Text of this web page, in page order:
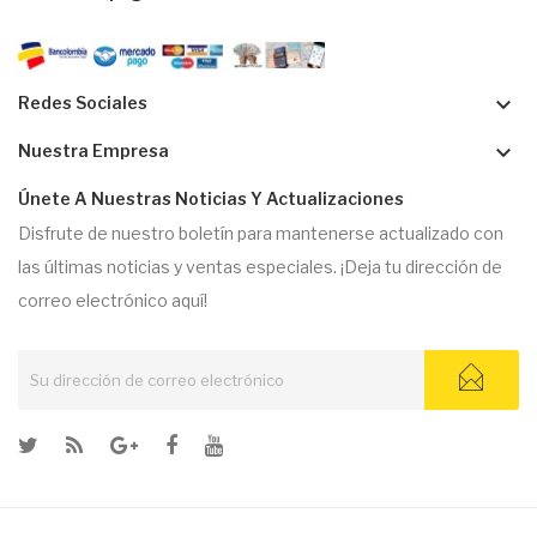
Redes Sociales keyboard_arrow_down
Nuestra Empresa keyboard_arrow_down
Únete A Nuestras Noticias Y Actualizaciones
Disfrute de nuestro boletín para mantenerse actualizado con
las últimas noticias y ventas especiales. ¡Deja tu dirección de
correo electrónico aquí!